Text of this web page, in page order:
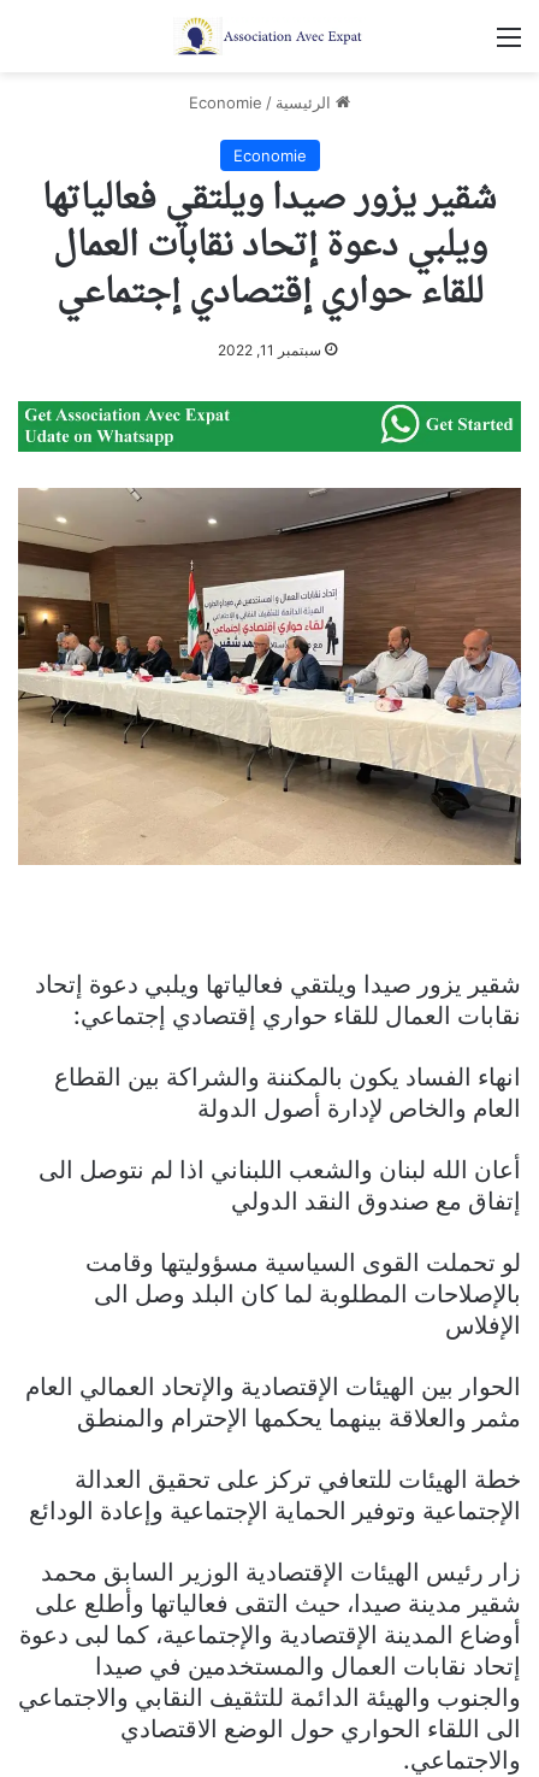
القائمة
الرئيسية /
Economie
Economie
شقير يزور صيدا ويلتقي فعالياتها
ويلبي دعوة إتحاد نقابات العمال
للقاء حواري إقتصادي إجتماعي
سبتمبر 11, 2022
شقير يزور صيدا ويلتقي فعالياتها ويلبي دعوة إتحاد
نقابات العمال للقاء حواري إقتصادي إجتماعي:
انهاء الفساد يكون بالمكننة والشراكة بين القطاع
العام والخاص لإدارة أصول الدولة
أعان الله لبنان والشعب اللبناني اذا لم نتوصل الى
إتفاق مع صندوق النقد الدولي
لو تحملت القوى السياسية مسؤوليتها وقامت
بالإصلاحات المطلوبة لما كان البلد وصل الى
الإفلاس
الحوار بين الهيئات الإقتصادية والإتحاد العمالي العام
مثمر والعلاقة بينهما يحكمها الإحترام والمنطق
خطة الهيئات للتعافي تركز على تحقيق العدالة
الإجتماعية وتوفير الحماية الإجتماعية وإعادة الودائع
زار رئيس الهيئات الإقتصادية الوزير السابق محمد
شقير مدينة صيدا، حيث التقى فعالياتها وأطلع على
أوضاع المدينة الإقتصادية والإجتماعية، كما لبى دعوة
إتحاد نقابات العمال والمستخدمين في صيدا
والجنوب والهيئة الدائمة للتثقيف النقابي والاجتماعي
الى اللقاء الحواري حول الوضع الاقتصادي
والاجتماعي.